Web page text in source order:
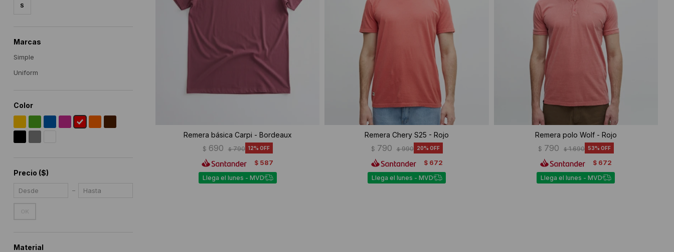
Remera básica Carpi - Bordeaux
$ 690 $ 790 12
$ 587
Llega el lunes - MVD
Remera Chery S25 - Rojo
$ 790 $ 990 20
$ 672
Llega el lunes - MVD
Remera polo Wolf - Rojo
$ 790 $ 1.690 53
$ 672
Llega el lunes - MVD
S
Marcas
Simple
Uniform
Color
Precio ($)
Material